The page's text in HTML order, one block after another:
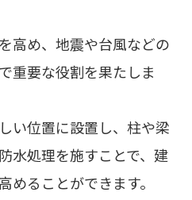
高め、地震や台風などの
重要な役割を果たしま
い位置に設置し、柱や梁
水処理を施すことで、建
めることができます。